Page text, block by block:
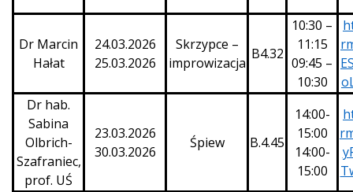
Dr Marcin
Hałat
24.03.2026
25.03.2026
Skrzypce –
improwizacja
B4.32
10:30 –
11:15
09:45 –
10:30
Dr hab.
Sabina
Olbrich-
Szafraniec,
prof. UŚ
23.03.2026
30.03.2026
Śpiew B.4.45
14:00-
15:00
14:00-
15:00